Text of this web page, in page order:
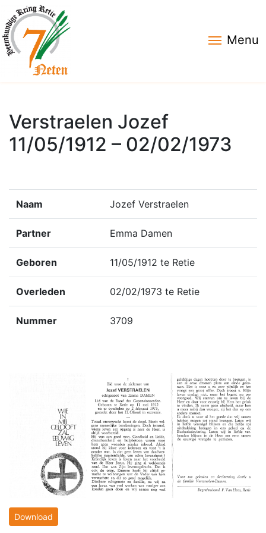
Menu
Verstraelen Jozef
11/05/1912 – 02/02/1973
Naam Jozef Verstraelen
Partner Emma Damen
Geboren 11/05/1912 te Retie
Overleden 02/02/1973 te Retie
Nummer 3709
Download